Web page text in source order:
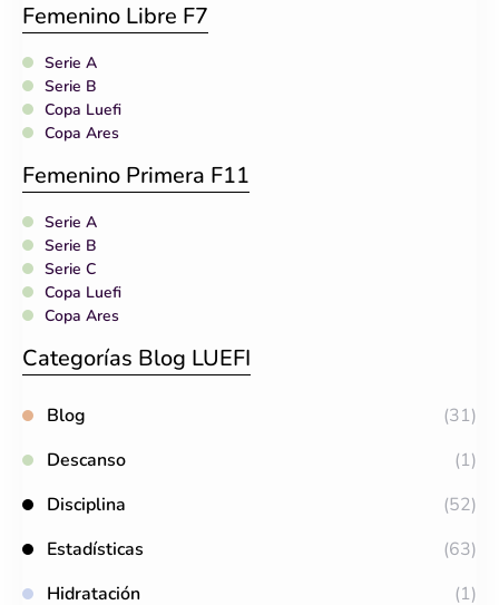
Femenino Libre F7
Serie A
Serie B
Copa Luefi
Copa Ares
Femenino Primera F11
Serie A
Serie B
Serie C
Copa Luefi
Copa Ares
Categorías Blog LUEFI
Blog
(31)
Descanso
(1)
Disciplina
(52)
Estadísticas
(63)
Hidratación
(1)